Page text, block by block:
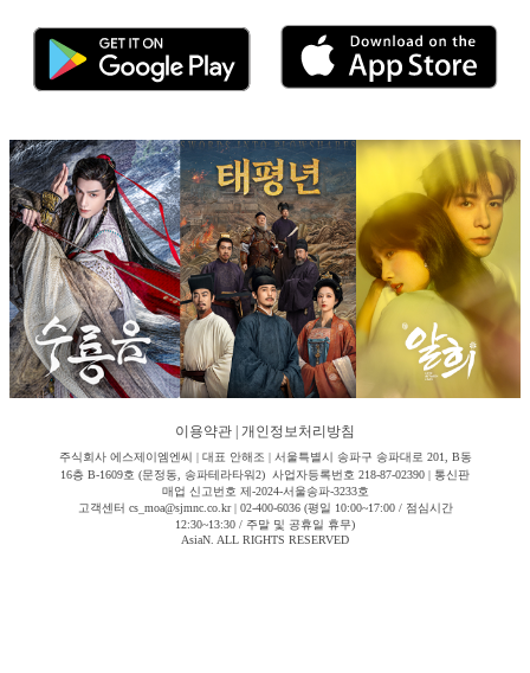
이용약관 개인정보처리방침
주식회사 에스제이엠엔씨 | 대표 안해조 | 서울특별시 송파구 송파대로 201, B동
16층 B-1609호 (문정동, 송파테라타워2) 사업자등록번호 218-87-02390 | 통신판
매업 신고번호 제-2024-서울송파-3233호
고객센터 cs_moa@sjmnc.co.kr | 02-400-6036 (평일 10:00~17:00 / 점심시간
12:30~13:30 / 주말 및 공휴일 휴무)
AsiaN. ALL RIGHTS RESERVED